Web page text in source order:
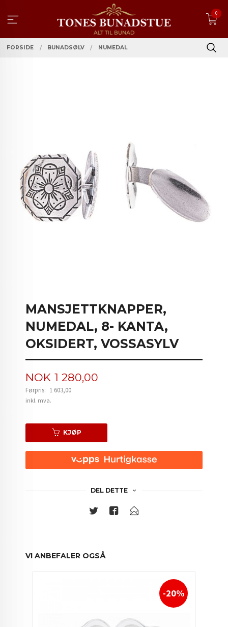
innholdet
0
FORSIDE BUNADSØLV NUMEDAL
MANSJETTKNAPPER,
NUMEDAL, 8- KANTA,
OKSIDERT, VOSSASYLV
Tilbud
NOK 1 280,00
Førpris: 1 603,00
Rabatt
inkl. mva.
KJØP
DEL DETTE
VI ANBEFALER OGSÅ
-20%